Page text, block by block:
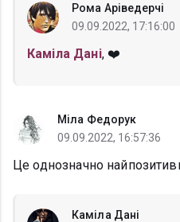
Рома Аріведерчі
09.09.2022, 17:16:00
Каміла Дані, ❤️
Міла Федорук
09.09.2022, 16:57:36
Це однозначно
Каміла Дані